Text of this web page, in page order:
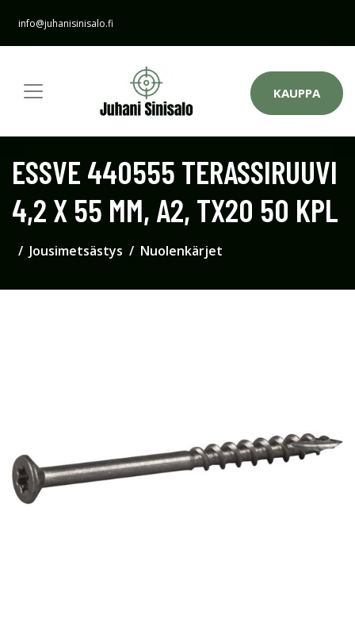
info@juhanisinisalo.fi
KAUPPA
ESSVE 440555 TERASSIRUUVI
4,2 X 55 MM, A2, TX20 50 KPL
Jousimetsästys Nuolenkärjet